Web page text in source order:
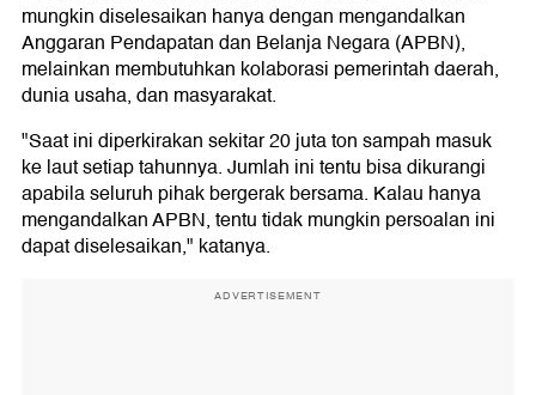
mungkin diselesaikan hanya dengan mengandalkan
Anggaran Pendapatan dan Belanja Negara (APBN),
melainkan membutuhkan kolaborasi pemerintah daerah,
dunia usaha, dan masyarakat.
"Saat ini diperkirakan sekitar 20 juta ton sampah masuk
ke laut setiap tahunnya. Jumlah ini tentu bisa dikurangi
apabila seluruh pihak bergerak bersama. Kalau hanya
mengandalkan APBN, tentu tidak mungkin persoalan ini
dapat diselesaikan," katanya.
ADVERTISEMENT